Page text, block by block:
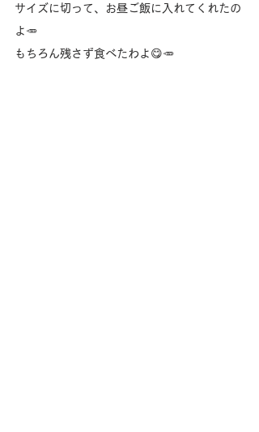
サイズに切って、お昼ご飯に入れてくれたの
よ🥕
もちろん残さず食べたわよ😋🥕